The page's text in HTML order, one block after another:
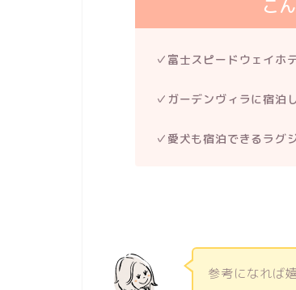
こ
✓富士スピードウェイホ
✓ガーデンヴィラに宿泊
✓愛犬も宿泊できるラグ
参考になれば